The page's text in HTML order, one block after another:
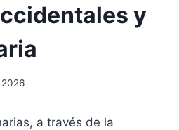
y
2026
a través de la